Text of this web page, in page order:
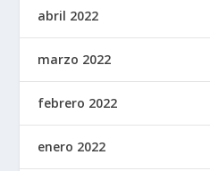
abril 2022
marzo 2022
febrero 2022
enero 2022